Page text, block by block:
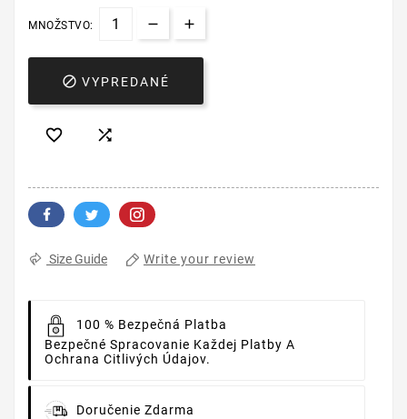
MNOŽSTVO:
 VYPREDANÉ
 
Size Guide Write your review
100 % Bezpečná Platba
Bezpečné Spracovanie Každej Platby A
Ochrana Citlivých Údajov.
Doručenie Zdarma